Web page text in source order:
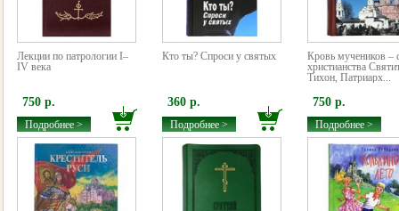
Лекции по патрологии I–
IV века
750 р.
Подробнее >
Кто ты? Спроси у святых
360 р.
Подробнее >
Кровь мучеников –
христианства
Тихон, Патриарх...
750 р.
Подробнее >